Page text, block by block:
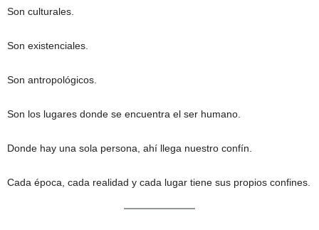
Son culturales.
Son existenciales.
Son antropológicos.
Son los lugares donde se encuentra el ser humano.
Donde hay una sola persona, ahí llega nuestro confín.
Cada época, cada realidad y cada lugar tiene sus propios confines.